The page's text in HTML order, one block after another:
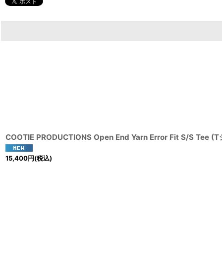
COOTIE PRODUCTIONS Open End Yarn Error Fit S/S Tee (T
15,400円(税込)